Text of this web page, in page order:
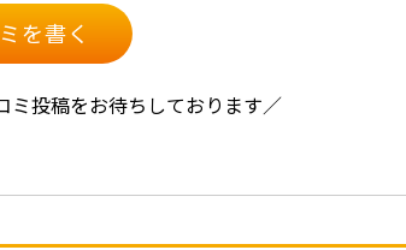
を書く
ミ投稿をお待ちしております／